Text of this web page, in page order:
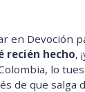
en Devoción
recién hecho,
lo
de que salga